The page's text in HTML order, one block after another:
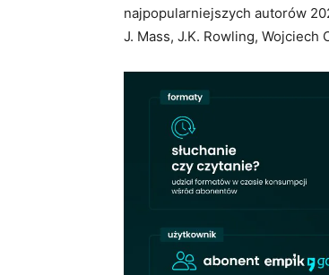
najpopularniejszych autorów
J. Mass, J.K. Rowling, Wojciech